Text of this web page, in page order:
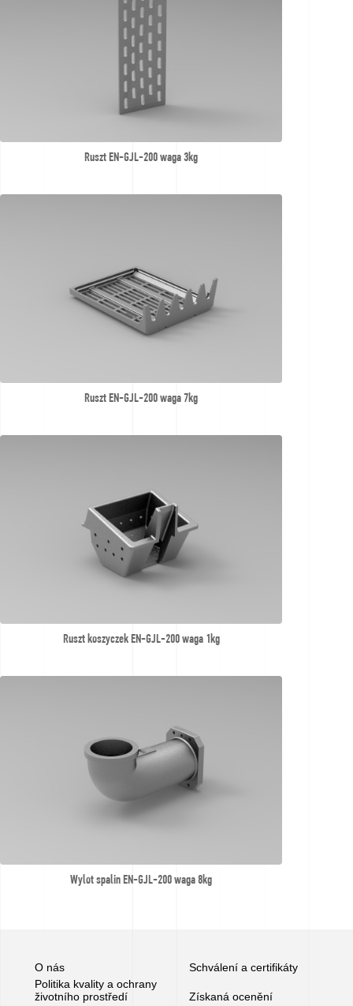
Ruszt EN-GJL-200 waga 3kg
Ruszt EN-GJL-200 waga 7kg
Ruszt koszyczek EN-GJL-200 waga 1kg
Wylot spalin EN-GJL-200 waga 8kg
O nás
Schválení a certifikáty
Politika kvality a ochrany
životního prostředí
Získaná ocenění